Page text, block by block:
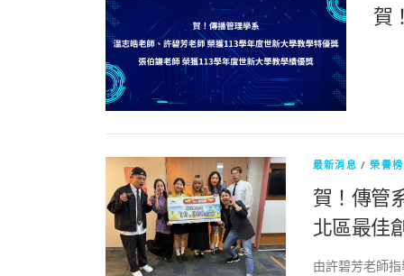
賀
最新消息 /榮譽榜
賀！傳管
北區最佳
由許碧芳老師